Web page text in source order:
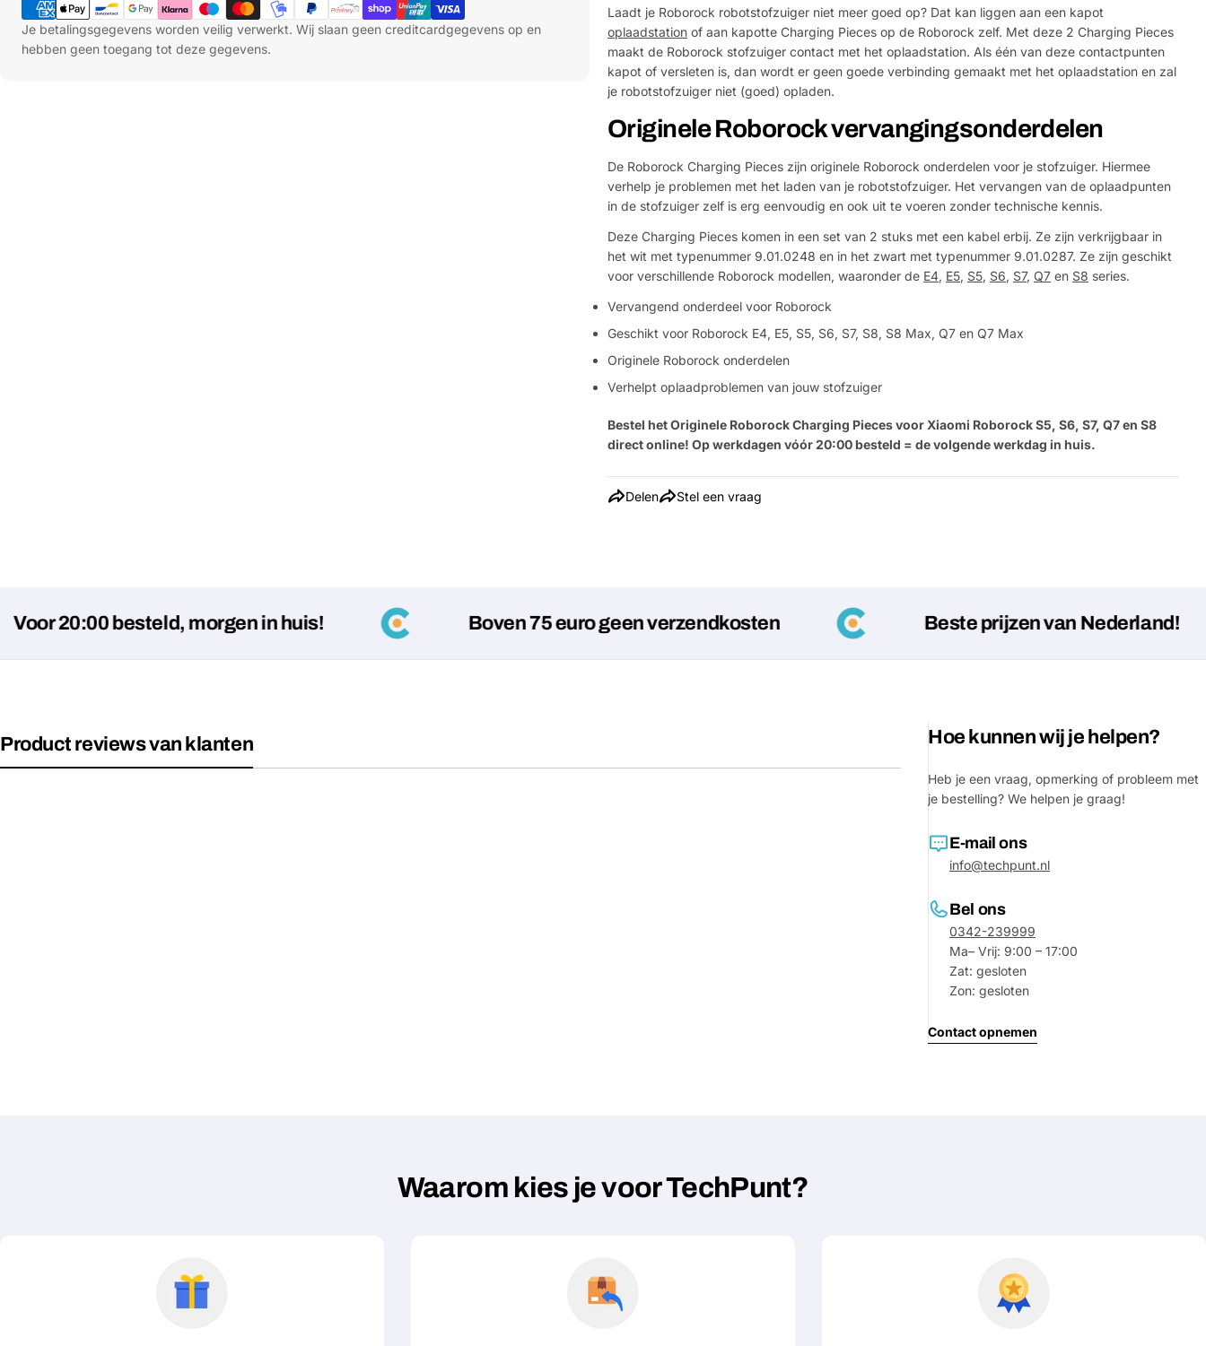
Je betalingsgegevens worden veilig verwerkt. Wij slaan geen creditcardgegevens op en
hebben geen toegang tot deze gegevens.
Laadt je Roborock robotstofzuiger niet meer goed op? Dat kan liggen aan een kapot
oplaadstation of aan kapotte Charging Pieces op de Roborock zelf. Met deze 2 Charging Pieces
maakt de Roborock stofzuiger contact met het oplaadstation. Als één van deze contactpunten
kapot of versleten is, dan wordt er geen goede verbinding gemaakt met het oplaadstation en zal
je robotstofzuiger niet (goed) opladen.
Originele Roborock vervangingsonderdelen
De Roborock Charging Pieces zijn originele Roborock onderdelen voor je stofzuiger. Hiermee
verhelp je problemen met het laden van je robotstofzuiger. Het vervangen van de oplaadpunten
in de stofzuiger zelf is erg eenvoudig en ook uit te voeren zonder technische kennis.
Deze Charging Pieces komen in een set van 2 stuks met een kabel erbij. Ze zijn verkrijgbaar in
het wit met typenummer 9.01.0248 en in het zwart met typenummer 9.01.0287. Ze zijn geschikt
voor verschillende Roborock modellen, waaronder de E4, E5, S5, S6, S7, Q7 en S8 series.
Vervangend onderdeel voor Roborock
Geschikt voor Roborock E4, E5, S5, S6, S7, S8, S8 Max, Q7 en Q7 Max
Originele Roborock onderdelen
Verhelpt oplaadproblemen van jouw stofzuiger
Bestel het Originele Roborock Charging Pieces voor Xiaomi Roborock S5, S6, S7, Q7 en S8
directonline! Op werkdagen vóór 20:00 besteld = de volgende werkdag in huis.
Delen Stel een vraag
20:00 besteld, morgen in huis! Boven 75 euro geen verzendkosten Beste prijzen van Nederland!
Product reviews van klanten Hoe kunnen wij je helpen?
Heb je een vraag, opmerking of probleem met
je bestelling? We helpen je graag!
E-mail ons
info@techpunt.nl
Bel ons
0342-239999
Ma– Vrij: 9:00 – 17:00
Zat: gesloten
Zon: gesloten
Contact opnemen
Waarom kies je voor TechPunt?